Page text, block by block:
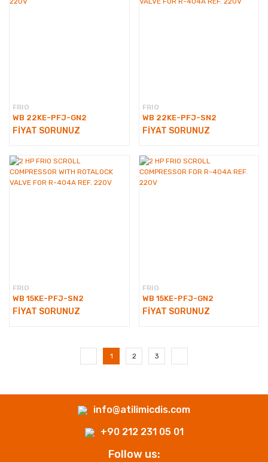
FRIO
WB 22KE-PFJ-GN2
FİYAT SORUNUZ
FRIO
WB 22KE-PFJ-SN2
FİYAT SORUNUZ
FRIO
WB 15KE-PFJ-SN2
FİYAT SORUNUZ
FRIO
WB 15KE-PFJ-GN2
FİYAT SORUNUZ
1 2 3
info@atilimicdis.com
+90 212 231 05 01
Follow us: